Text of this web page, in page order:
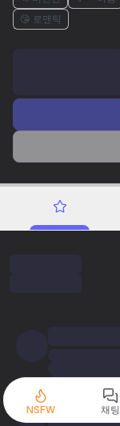
😘 로맨틱
NSFW 채팅